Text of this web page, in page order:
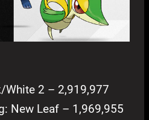
White 2 – 2,919,977
New Leaf – 1,969,955